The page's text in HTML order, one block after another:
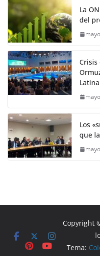
La
del
Crisis
Latina
Los
que
Copyright
Tema: